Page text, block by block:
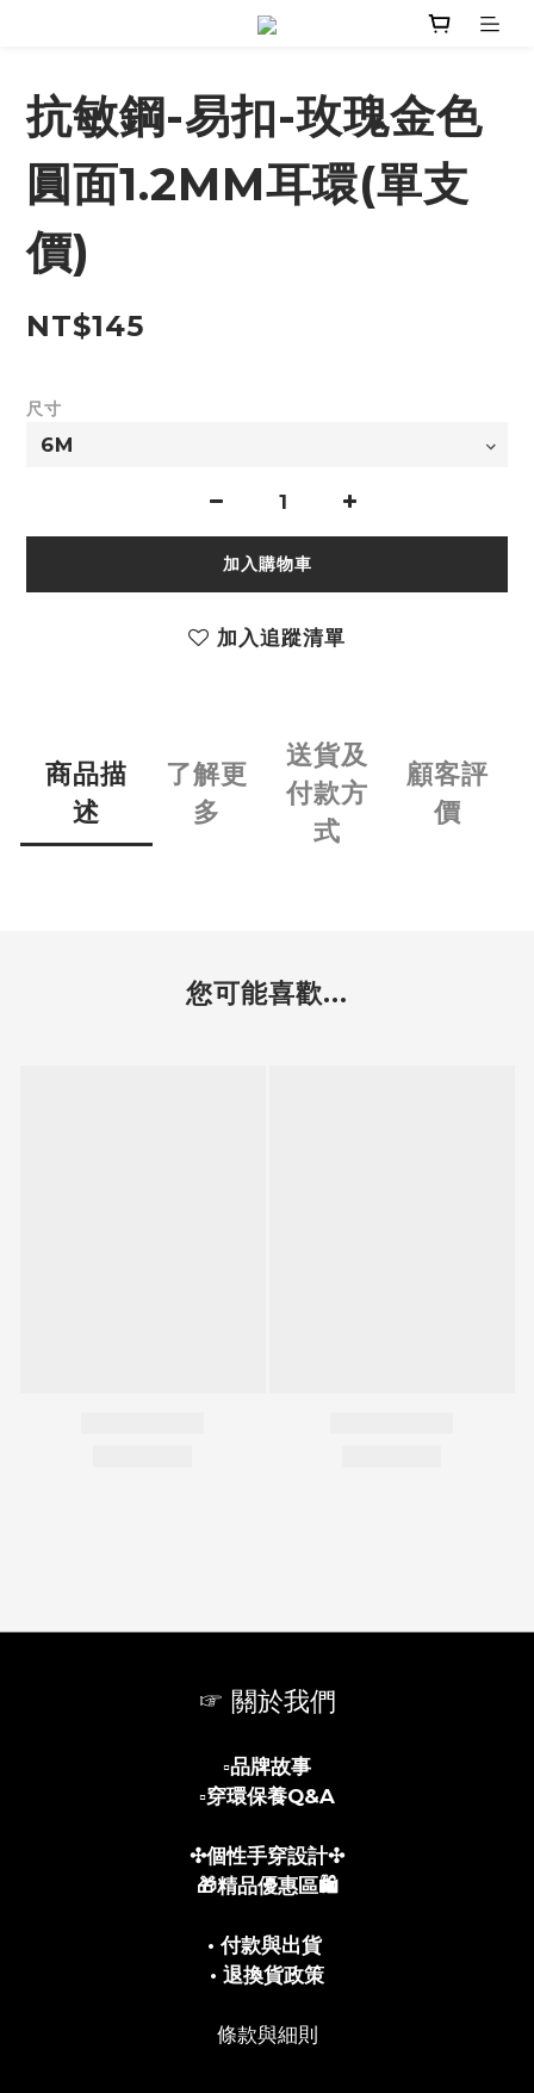
抗敏鋼-易扣-玫瑰金色
圓面1.2MM耳環(單支
價)
NT$145
尺寸
加入購物車
加入追蹤清單
商品描
述
了解更
多
送貨及
付款方
式
顧客評
價
您可能喜歡...
☞ 關於我們
▫️品牌故事
▫️穿環保養Q&A
✣個性手穿設計✣
🎁精品優惠區🛍️
• 付款與出貨
• 退換貨政策
條款與細則